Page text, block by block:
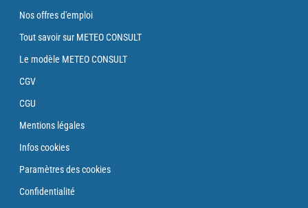
Nos offres d'emploi
Tout savoir sur METEO CONSULT
Le modèle METEO CONSULT
CGV
CGU
Mentions légales
Infos cookies
Paramètres des cookies
Confidentialité